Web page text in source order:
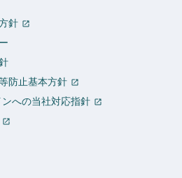
針
防止基本方針
への当社対応指針